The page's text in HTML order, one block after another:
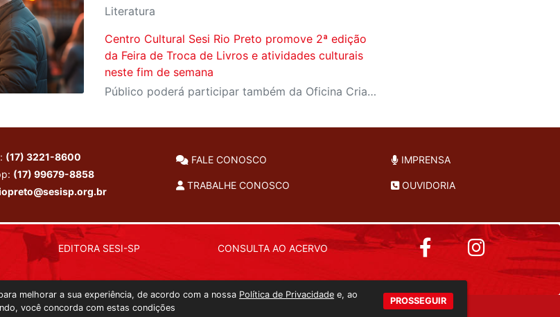
Literatura
Centro Cultural Sesi Rio Preto promove 2ª edição
da Feira de Troca de Livros e atividades culturais
neste fim de semana
Público poderá participar também da Oficina Criativa de Microcontos e prestigiar a exposição “Tapicuru”
(17) 3221-8600
(17) 99679-8858
FALE CONOSCO
TRABALHE CONOSCO
IMPRENSA
OUVIDORIA
EDITORA SESI-SP CONSULTA AO ACERVO
2026 © Todos os direitos reservados. -
melhorar a sua experiência, de acordo com a nossa Política de Privacidade e, ao
você concorda com estas condições
PROSSEGUIR